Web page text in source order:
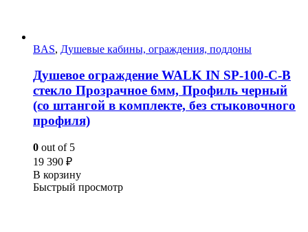
BAS, Душевые кабины, ограждения, поддоны
Душевое ограждение WALK IN SP-100-C-B
стекло Прозрачное 6мм, Профиль черный
(со штангой в комплекте, без стыковочного
профиля)
0 out of 5
19 390 ₽
В корзину
Быстрый просмотр